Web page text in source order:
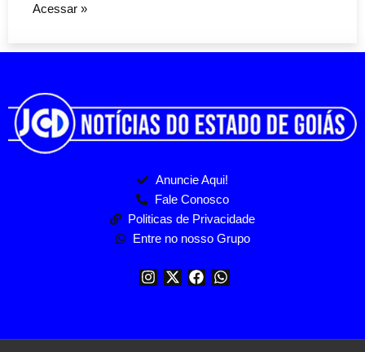
Acessar »
Anuncie Aqui!
Fale Conosco
Politicas de Privacidade
Entre no nosso Grupo